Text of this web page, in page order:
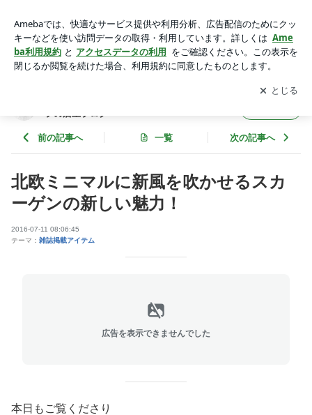
時計の通販店舗のワールドウォッチショップの店主ブログ
アプリをダウンロードして ブログの更新通知
を受け取りまし
ょう。
開く
プの店主ブログ
前の記事へ 一覧 次の記事へ
北欧ミニマルに新風を吹かせるスカ
ーゲンの新しい魅力！
2016-07-11 08:06:45
テーマ： 雑誌掲載アイテム
広告を表示できませんでした
本日もご覧くださり